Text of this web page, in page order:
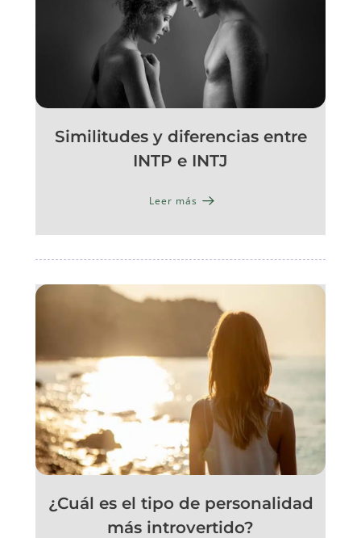
Similitudes y diferencias entre
INTP e INTJ
Leer más
¿Cuál es el tipo de personalidad
más introvertido?